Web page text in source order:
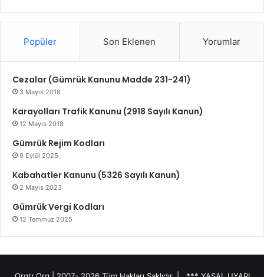
Popüler Son Eklenen Yorumlar
Cezalar (Gümrük Kanunu Madde 231-241)
3 Mayıs 2018
Karayolları Trafik Kanunu (2918 Sayılı Kanun)
12 Mayıs 2018
Gümrük Rejim Kodları
9 Eylül 2025
Kabahatler Kanunu (5326 Sayılı Kanun)
2 Mayıs 2023
Gümrük Vergi Kodları
12 Temmuz 2025